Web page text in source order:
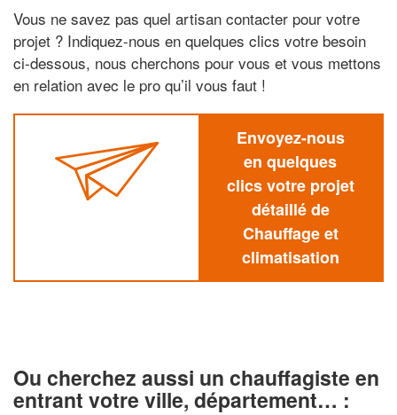
Vous ne savez pas quel artisan contacter pour votre
projet ? Indiquez-nous en quelques clics votre besoin
ci-dessous, nous cherchons pour vous et vous mettons
en relation avec le pro qu’il vous faut !
Envoyez-nous
en quelques
clics votre projet
détaillé de
Chauffage et
climatisation
Ou cherchez aussi un chauffagiste en
entrant votre ville, département… :